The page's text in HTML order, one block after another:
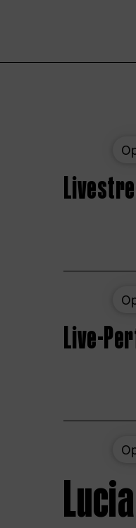
Live-